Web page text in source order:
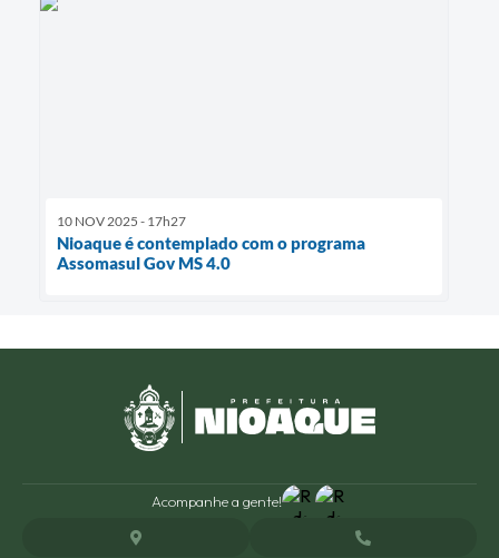
10 NOV 2025 - 17h27
Nioaque é contemplado com o programa
Assomasul Gov MS 4.0
Acompanhe a gente!